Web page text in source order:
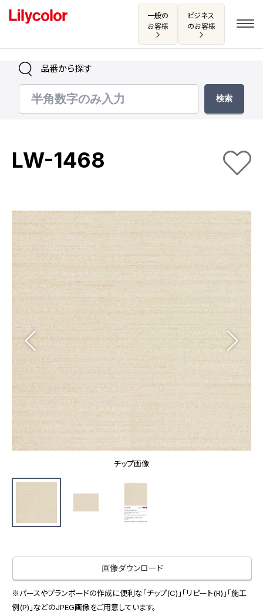
一般の
お客様
ビジネス
のお客様
ログイン・新規会員登録
お気に入り
商品を探す
商品を探す トップ
壁紙
カーテン
床材
ブランド・コレクション
Lilycolor Coordinate 着せ替えシミュレーション
カタログ一覧
カタログ一覧 トップ
壁紙
カーテン
床材
サステナブル商品
ノンワックス床タイル
壁紙機能性ガイド
施工事例
施工事例 トップ
医療・福祉施設
ホテル・オフィス・店舗
モデルハウス
新築戸建・マンション
#リリカラのある暮らし
リリカラノート
ショールーム
ショールーム トップ
東京ショールーム
大阪ショールーム
お客様サポート
お客様サポート トップ
画像ダウンロード
お役立ち資料
サンプル・カタログ請求／お問い合わせ（ビジネスのお客様）
非住宅案件に関するお問い合わせ
スペースソリューション事業
オフィスソリューション事業
会社情報
品番から探す
LW-1468
チップ画像
画像ダウンロード
※パースやプランボードの作成に便利な「チップ(C)」「リピート(R)」「施工
例(P)」などのJPEG画像をご用意しています。